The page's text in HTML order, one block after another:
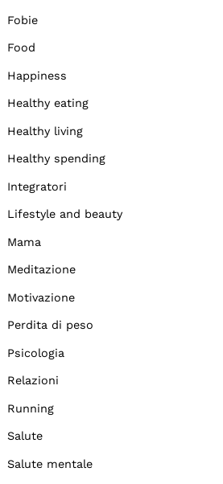
Fobie
Food
Happiness
Healthy eating
Healthy living
Healthy spending
Integratori
Lifestyle and beauty
Mama
Meditazione
Motivazione
Perdita di peso
Psicologia
Relazioni
Running
Salute
Salute mentale